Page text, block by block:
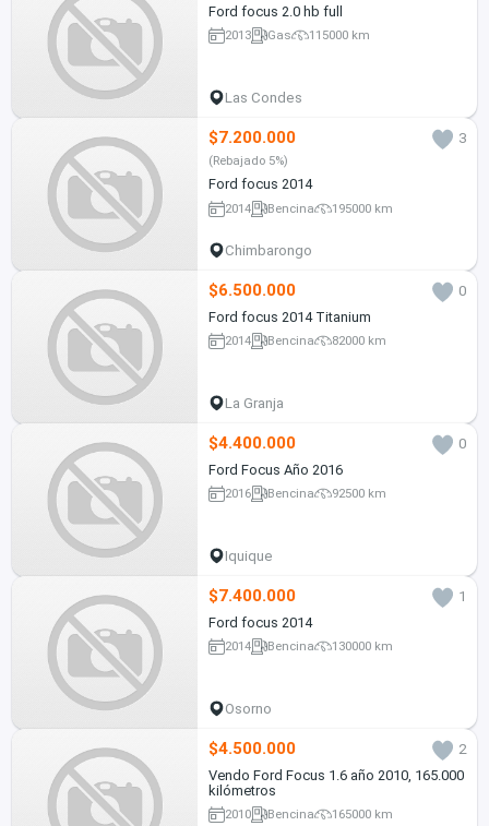
Ford focus 2.0 hb full
2013 Gas 115000 km
Las Condes
$7.200.000 3
(Rebajado 5%)
Ford focus 2014
2014 Bencina 195000 km
Chimbarongo
$6.500.000
0
Ford focus 2014 Titanium
2014 Bencina 82000 km
La Granja
$4.400.000
0
Ford Focus Año 2016
2016 Bencina 92500 km
Iquique
$7.400.000
1
Ford focus 2014
2014 Bencina 130000 km
Osorno
$4.500.000
2
Vendo Ford Focus 1.6 año 2010, 165.000
kilómetros
2010 Bencina 165000 km